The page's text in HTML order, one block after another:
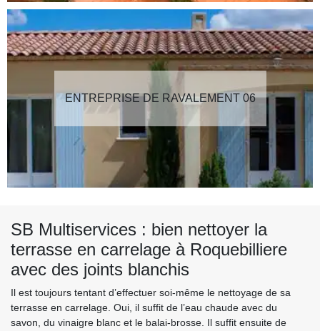
ENTREPRISE DE RAVALEMENT 06
SB Multiservices : bien nettoyer la
terrasse en carrelage à Roquebilliere
avec des joints blanchis
Il est toujours tentant d’effectuer soi-même le nettoyage de sa
terrasse en carrelage. Oui, il suffit de l’eau chaude avec du
savon, du vinaigre blanc et le balai-brosse. Il suffit ensuite de